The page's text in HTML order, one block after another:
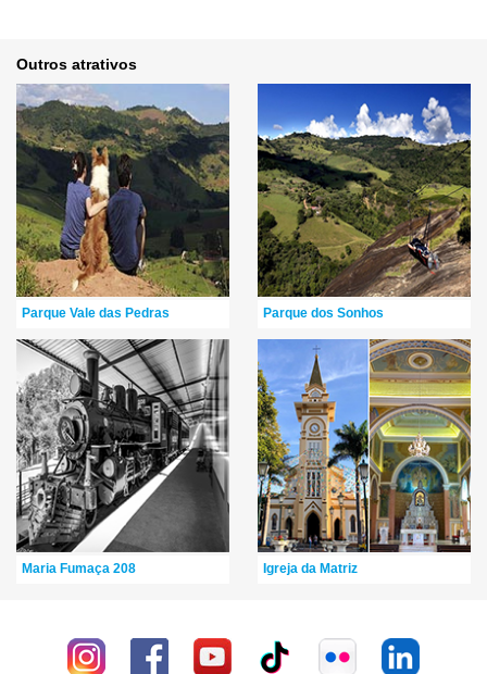
Outros atrativos
Parque Vale das Pedras Parque dos Sonhos
Maria Fumaça 208 Igreja da Matriz